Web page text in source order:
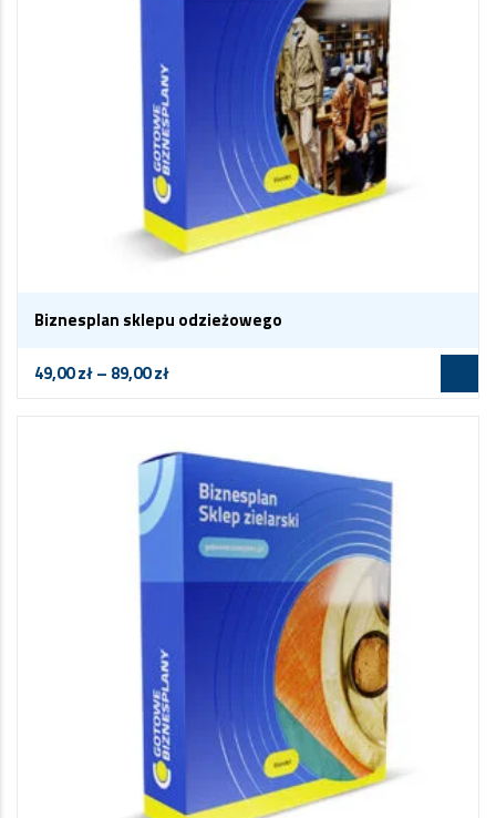
Biznesplan sklepu odzieżowego
49,00zł– 89,00zł